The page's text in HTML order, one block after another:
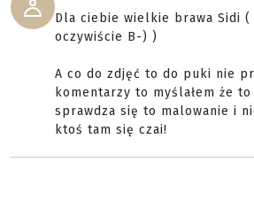
Dla ciebie wielkie brawa Sidi (
oczywiście B-) )
A co do zdjęć to do puki nie
komentarzy to myślałem że
sprawdza się to malowanie i
ktoś tam się czai!